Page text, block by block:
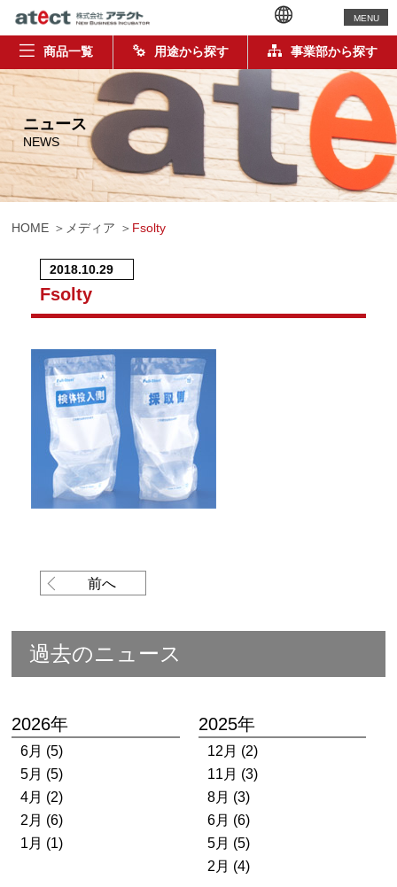
MENU
商品一覧 用途から探す 事業部から探す
ニュース
NEWS
HOME メディア Fsolty
2018.10.29
Fsolty
前へ
過去のニュース
2026年
6月 (5)
5月 (5)
4月 (2)
2月 (6)
1月 (1)
2025年
12月 (2)
11月 (3)
8月 (3)
6月 (6)
5月 (5)
2月 (4)